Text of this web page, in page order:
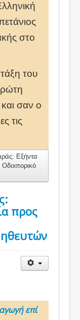
στο
του
σαν ο
τις
Εξήντα
προς
επί